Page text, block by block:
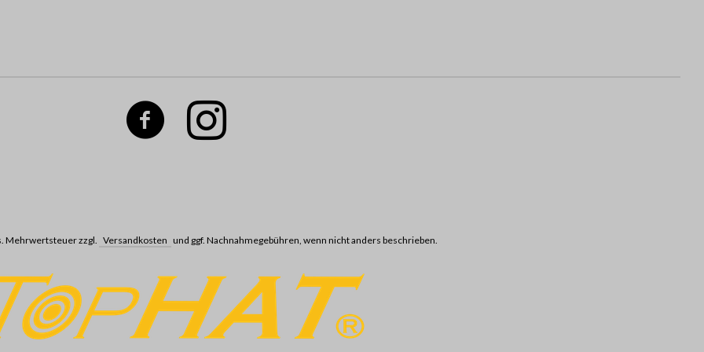
Mehrwertsteuer zzgl. Versandkosten und ggf. Nachnahmegebühren, wenn nicht anders beschrieben.